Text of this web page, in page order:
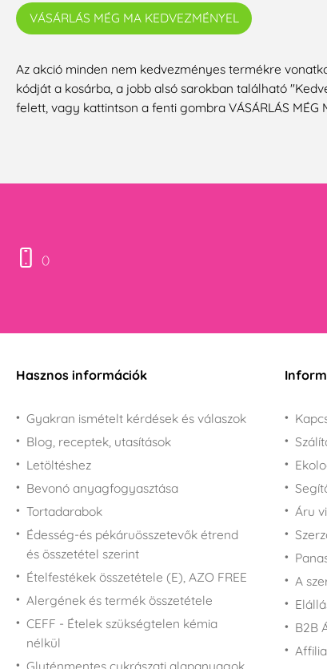
VÁSÁRLÁS MÉG MA KEDVEZMÉNYEL
Az akció minden nem kedvezményes termékre
kódját a kosárba, a jobb alsó sarokban található
felett, vagy kattintson a fenti gombra VÁSÁRLÁS MÉG
()
Hasznos információk
Gyakran ismételt kérdések és válaszok
Blog, receptek, utasítások
Letöltéshez
Bevonó anyagfogyasztása
Tortadarabok
Édesség-és pékáruösszetevők étrend
és összetétel szerint
Ételfestékek összetétele (E), AZO FREE
Alergének és termék összetétele
CEFF - Ételek szükségtelen kémia
nélkül
Gluténmentes cukrászati alapanyagok
Áru
A
B2B